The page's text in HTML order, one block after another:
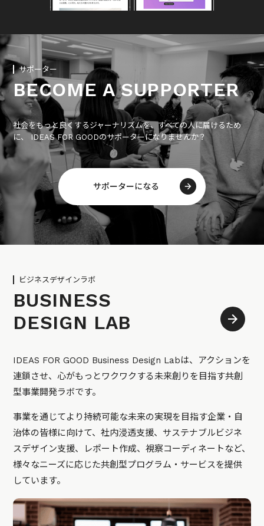
サポーター
BECOME A SUPPORTER
社会をもっと良くするジャーナリズムを、すべての人に届けるため
に、 IDEAS FOR GOODのサポーターになりませんか？
サポーターになる
ビジネスデザインラボ
BUSINESS
DESIGN LAB
IDEAS FOR GOOD Business Design Labは、アクションを
連鎖させ、心がもっとワクワクする未来創りを目指す共創
型事業開発ラボです。
事業を通じてより持続可能な未来の実現を目指す企業・自
治体の皆様に向けて、社内浸透支援、サステナブルビジネ
スデザイン支援、レポート作成、視察コーディネートなど、
様々なニーズに応じた共創型プログラム・サービスを提供
しています。